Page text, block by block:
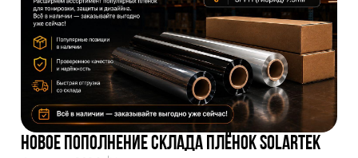
Новое пополнение склада плёнок SOLARTEK